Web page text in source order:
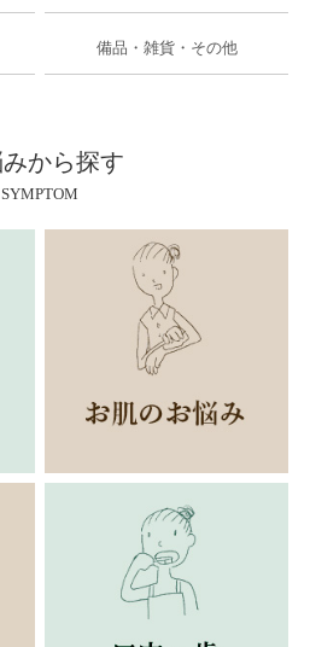
備品・雑貨・その他
から探す
SYMPTOM